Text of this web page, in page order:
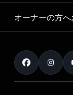
車両比較
カタログ一覧
Audi collection
アウディナビアプ
サービスプログラ
メンテナンス
車検 / 定期点検
e-tronアフター
Audi認定中古車
クオリティ
保証
オーナーの方
お知らせ
オーナー様向けキ